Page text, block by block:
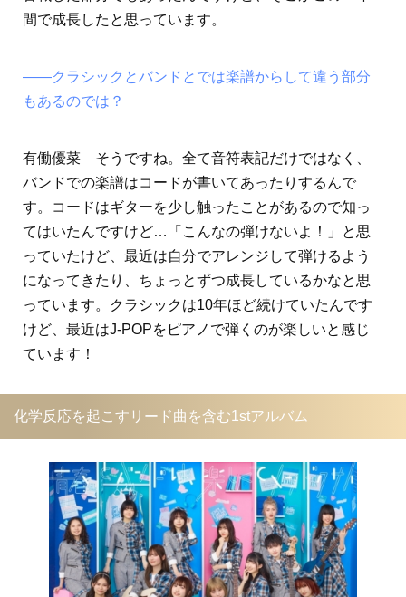
間で成長したと思っています。
――クラシックとバンドとでは楽譜からして違う部分
もあるのでは？
有働優菜 そうですね。全て音符表記だけではなく、
バンドでの楽譜はコードが書いてあったりするんで
す。コードはギターを少し触ったことがあるので知っ
てはいたんですけど…「こんなの弾けないよ！」と思
っていたけど、最近は自分でアレンジして弾けるよう
になってきたり、ちょっとずつ成長しているかなと思
っています。クラシックは10年ほど続けていたんです
けど、最近はJ-POPをピアノで弾くのが楽しいと感じ
ています！
化学反応を起こすリード曲を含む1stアルバム